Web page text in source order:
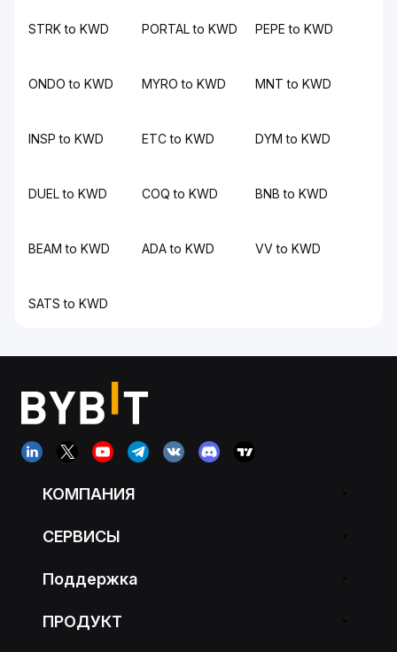
STRK to KWD PORTAL to KWD PEPE to KWD
ONDO to KWD MYRO to KWD MNT to KWD
INSP to KWD ETC to KWD DYM to KWD
DUEL to KWD COQ to KWD BNB to KWD
BEAM to KWD ADA to KWD VV to KWD
SATS to KWD
КОМПАНИЯ
СЕРВИСЫ
Поддержка
ПРОДУКТ